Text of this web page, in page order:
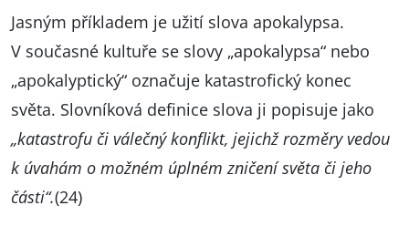
Jasným příkladem je užití slova apokalypsa.
V současné kultuře se slovy „apokalypsa“ nebo
„apokalyptický“ označuje katastrofický konec
světa. Slovníková definice slova ji popisuje jako
„katastrofu či válečný konflikt, jejichž rozměry vedou
k úvahám o možném úplném zničení světa či jeho
části“.(24)